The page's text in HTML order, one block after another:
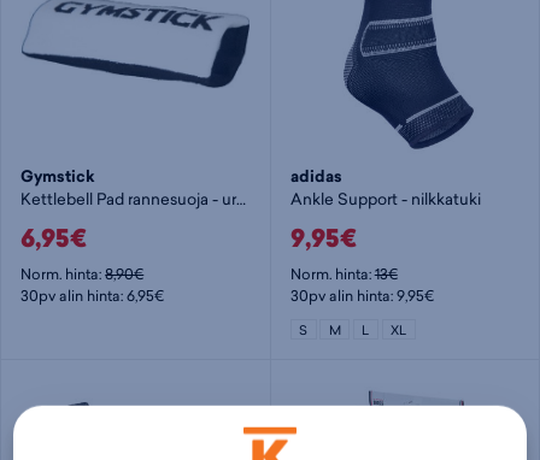
Gymstick
Kettlebell Pad rannesuoja - urheilutuki
6,95€
Norm. hinta:8,90€
30pv alin hinta: 6,95€
adidas
Ankle Support - nilkkatuki
9,95€
Norm. hinta:13€
30pv alin hinta: 9,95€
S M L XL